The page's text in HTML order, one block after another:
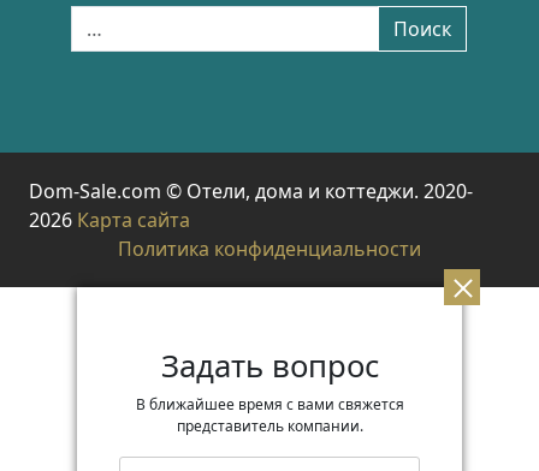
Поиск
Dom-Sale.com © Отели, дома и коттеджи. 2020-
2026 Карта сайта
Политика конфиденциальности
Задать вопрос
В ближайшее время с вами свяжется
представитель компании.